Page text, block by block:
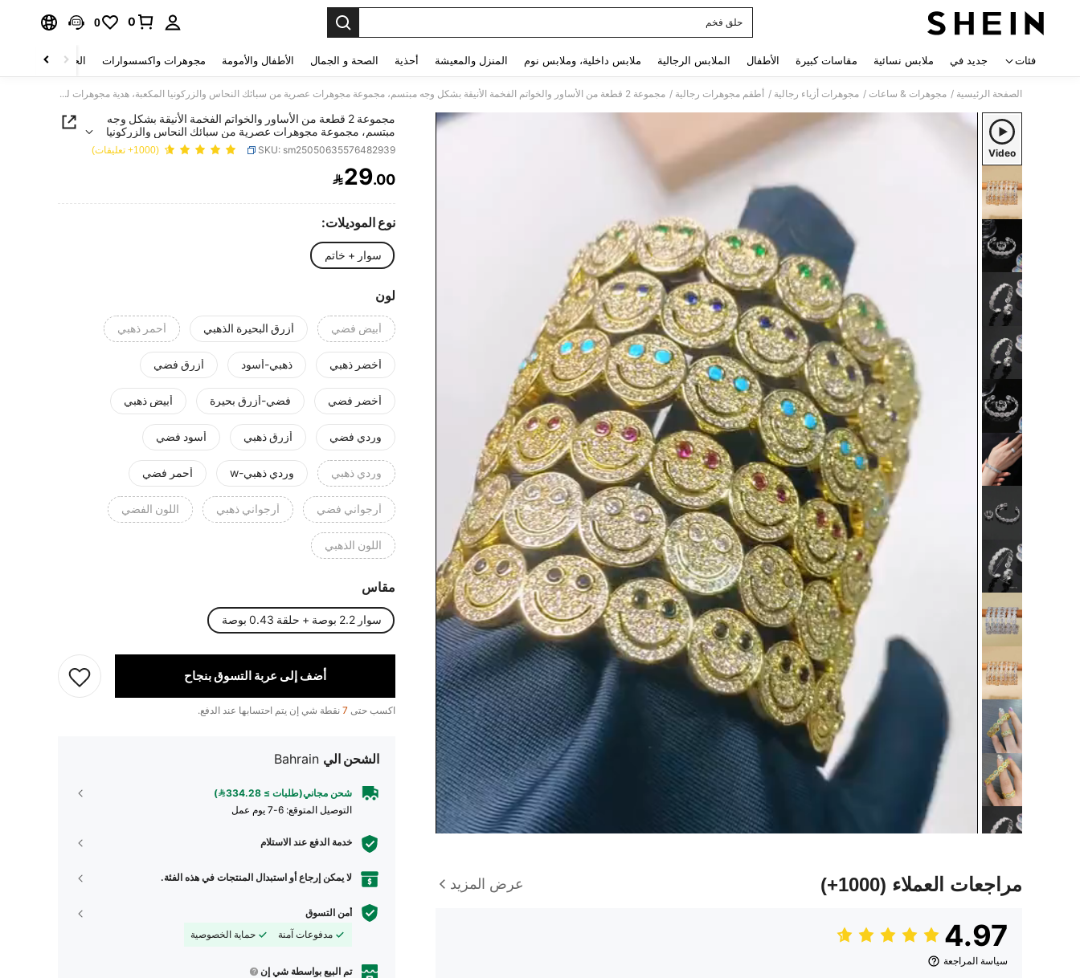
حلق فخم
0
0
فئات جديد في ملابس نسائية مقاسات كبيرة الأطفال الملابس الرجالية ملابس داخلية، وملابس نوم المنزل والمعيشة أحذية الصحة و الجمال الأطفال والأمومة مجوهرات واكسسوارات الحقائب والأمتعة
الصفحة الرئيسية / مجوهرات & ساعات / مجوهرات أزياء رجالية / أطقم مجوهرات رجالية / مجموعة 2 قطعة من الأساور والخواتم الفخمة الأنيقة بشكل وجه مبتسم، مجموعة مجوهرات عصرية من سبائك النحاس والزركونيا المكعبة، هدية مجوهرات لعيد الحب
Video
مراجعات العملاء (1000+) عرض المزيد
4.97
سياسة المراجعة
مجموعة 2 قطعة من الأساور والخواتم الفخمة الأنيقة بشكل وجه
مبتسم، مجموعة مجوهرات عصرية من سبائك النحاس والزركونيا
المكعبة، هدية مجوهرات لعيد الحب
SKU: sm25050635576482939 (1000+ تعليقات)
PRICE AND AVAILABILITY
29.00
نوع الموديلات:
سوار + خاتم
لون
أبيض فضي أزرق البحيرة الذهبي أحمر ذهبي
أخضر ذهبي ذهبي-أسود أزرق فضي
أخضر فضي فضي-أزرق بحيرة أبيض ذهبي
وردي فضي أزرق ذهبي أسود فضي
وردي ذهبي وردي ذهبي-w أحمر فضي
أرجواني فضي أرجواني ذهبي اللون الفضي
اللون الذهبي
مقاس
سوار 2.2 بوصة + حلقة 0.43 بوصة
أضف إلى عربة التسوق بنجاح
اكسب حتى 7 نقطة شي إن يتم احتسابها عند الدفع.
الشحن الي Bahrain
شحن مجاني(طلبات ≥ 334.28)
التوصيل المتوقع: 6-7 يوم عمل
خدمة الدفع عند الاستلام
لا يمكن إرجاع أو استبدال المنتجات في هذه الفئة.
أمن التسوق
مدفوعات آمنة
حماية الخصوصية
تم البيع بواسطة شي إن